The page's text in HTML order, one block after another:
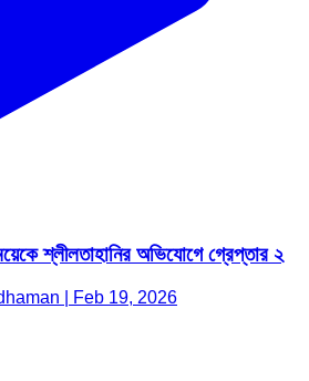
শ্লীলতাহানির অভিযোগে গ্রেপ্তার ২
| Feb 19, 2026